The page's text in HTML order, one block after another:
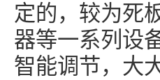
定的，较为死
器等一系列设
智能调节，大